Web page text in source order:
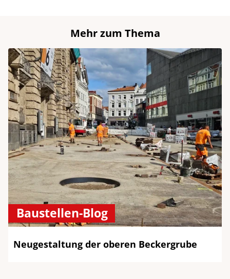
Mehr zum Thema
Baustellen-Blog
Neugestaltung der oberen Beckergrube